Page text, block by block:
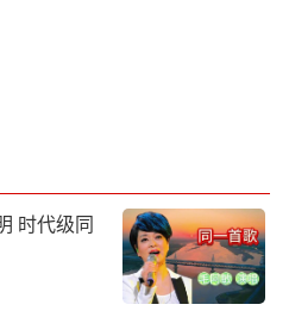
熟度。
行（如踩椅子、直球发
：孙怡的高情商在于真
衡。例如，对张慧雯的
时代级同